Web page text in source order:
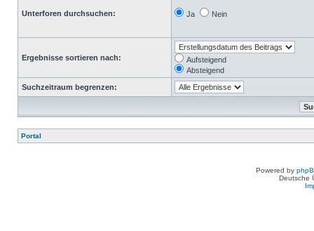
Unterforen durchsuchen: Ja Nein
Ergebnisse sortieren nach:
Aufsteigend
Absteigend
Suchzeitraum begrenzen:
Portal
Powered by
Deutsche